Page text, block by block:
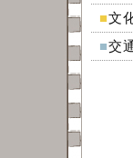
■文
■交